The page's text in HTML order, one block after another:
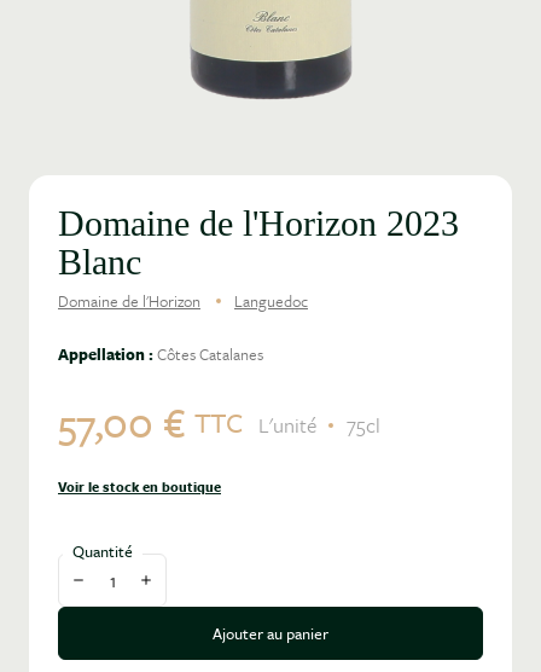
Domaine de l'Horizon 2023
Blanc
Domaine de l'Horizon Languedoc
Appellation :Côtes Catalanes
57,00 € TTC L'unité 75cl
Voir le stock en boutique
Quantité
Diminuer la quantité
Augmenter la quantité
Ajouter au panier